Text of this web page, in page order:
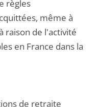
règles
même à
raison de l'activité
en France dans la
de retraite